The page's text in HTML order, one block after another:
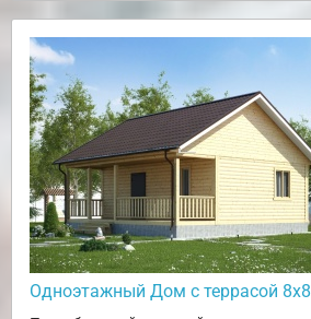
Одноэтажный Дом с террасой 8х8